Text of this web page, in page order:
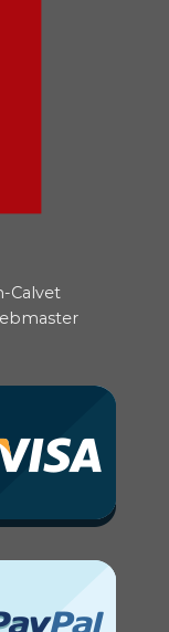
Calvet